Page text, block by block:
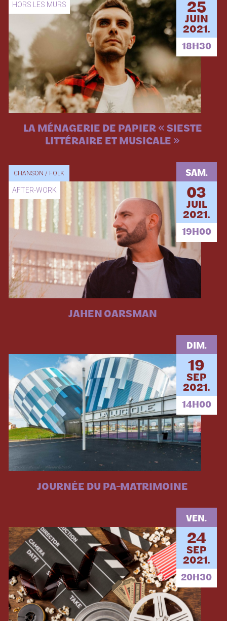
HORS LES MURS 25
JUIN
2021.
18H30
LA MÉNAGERIE DE PAPIER « SIESTE
LITTÉRAIRE ET MUSICALE »
CHANSON / FOLK
AFTER-WORK
SAM.
03
JUIL
2021.
19H00
JAHEN OARSMAN
DIM.
19
SEP
2021.
14H00
JOURNÉE DU PA-MATRIMOINE
VEN.
24
SEP
2021.
20H30